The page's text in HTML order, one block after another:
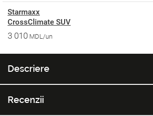
Starmaxx
CrossClimate SUV
3 010 MDL/un
Descriere
Recenzii